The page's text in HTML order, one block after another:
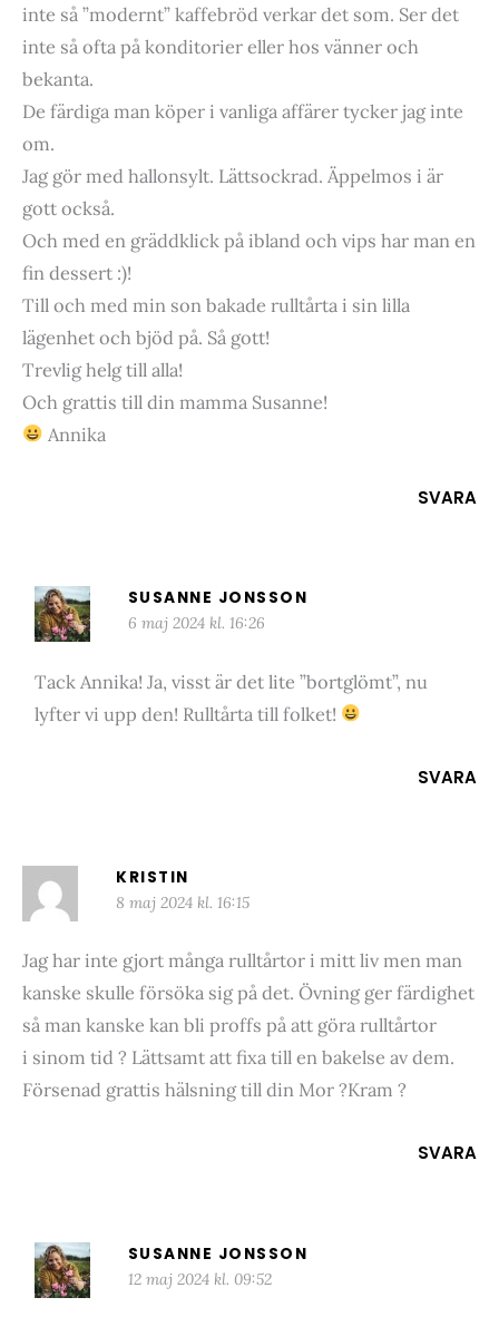
inte så ”modernt” kaffebröd verkar det som. Ser det
inte så ofta på konditorier eller hos vänner och
bekanta.
De färdiga man köper i vanliga affärer tycker jag inte
om.
Jag gör med hallonsylt. Lättsockrad. Äppelmos i är
gott också.
Och med en gräddklick på ibland och vips har man en
fin dessert :)!
Till och med min son bakade rulltårta i sin lilla
lägenhet och bjöd på. Så gott!
Trevlig helg till alla!
Och grattis till din mamma Susanne!
Annika
SVARA
SUSANNE JONSSON
6 maj 2024 kl. 16:26
Tack Annika! Ja, visst är det lite ”bortglömt”, nu
lyfter vi upp den! Rulltårta till folket!
SVARA
KRISTIN
8 maj 2024 kl. 16:15
Jag har inte gjort många rulltårtor i mitt liv men man
kanske skulle försöka sig på det. Övning ger färdighet
så man kanske kan bli proffs på att göra rulltårtor
i sinom tid ? Lättsamt att fixa till en bakelse av dem.
Försenad grattis hälsning till din Mor ?Kram ?
SVARA
SUSANNE JONSSON
12 maj 2024 kl. 09:52